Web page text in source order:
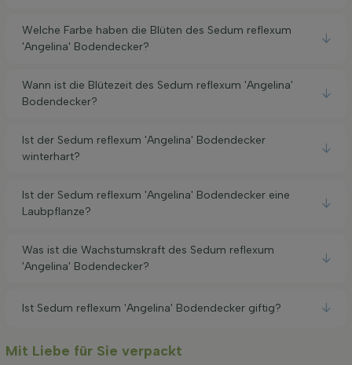
Welche Farbe haben die Blüten des Sedum reflexum
'Angelina' Bodendecker?
Wann ist die Blütezeit des Sedum reflexum 'Angelina'
Bodendecker?
Ist der Sedum reflexum 'Angelina' Bodendecker
winterhart?
Ist der Sedum reflexum 'Angelina' Bodendecker eine
Laubpflanze?
Was ist die Wachstumskraft des Sedum reflexum
'Angelina' Bodendecker?
Ist Sedum reflexum 'Angelina' Bodendecker giftig?
Mit Liebe für Sie verpackt